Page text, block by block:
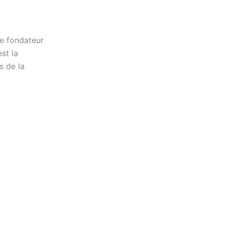
fondateur
la
de la